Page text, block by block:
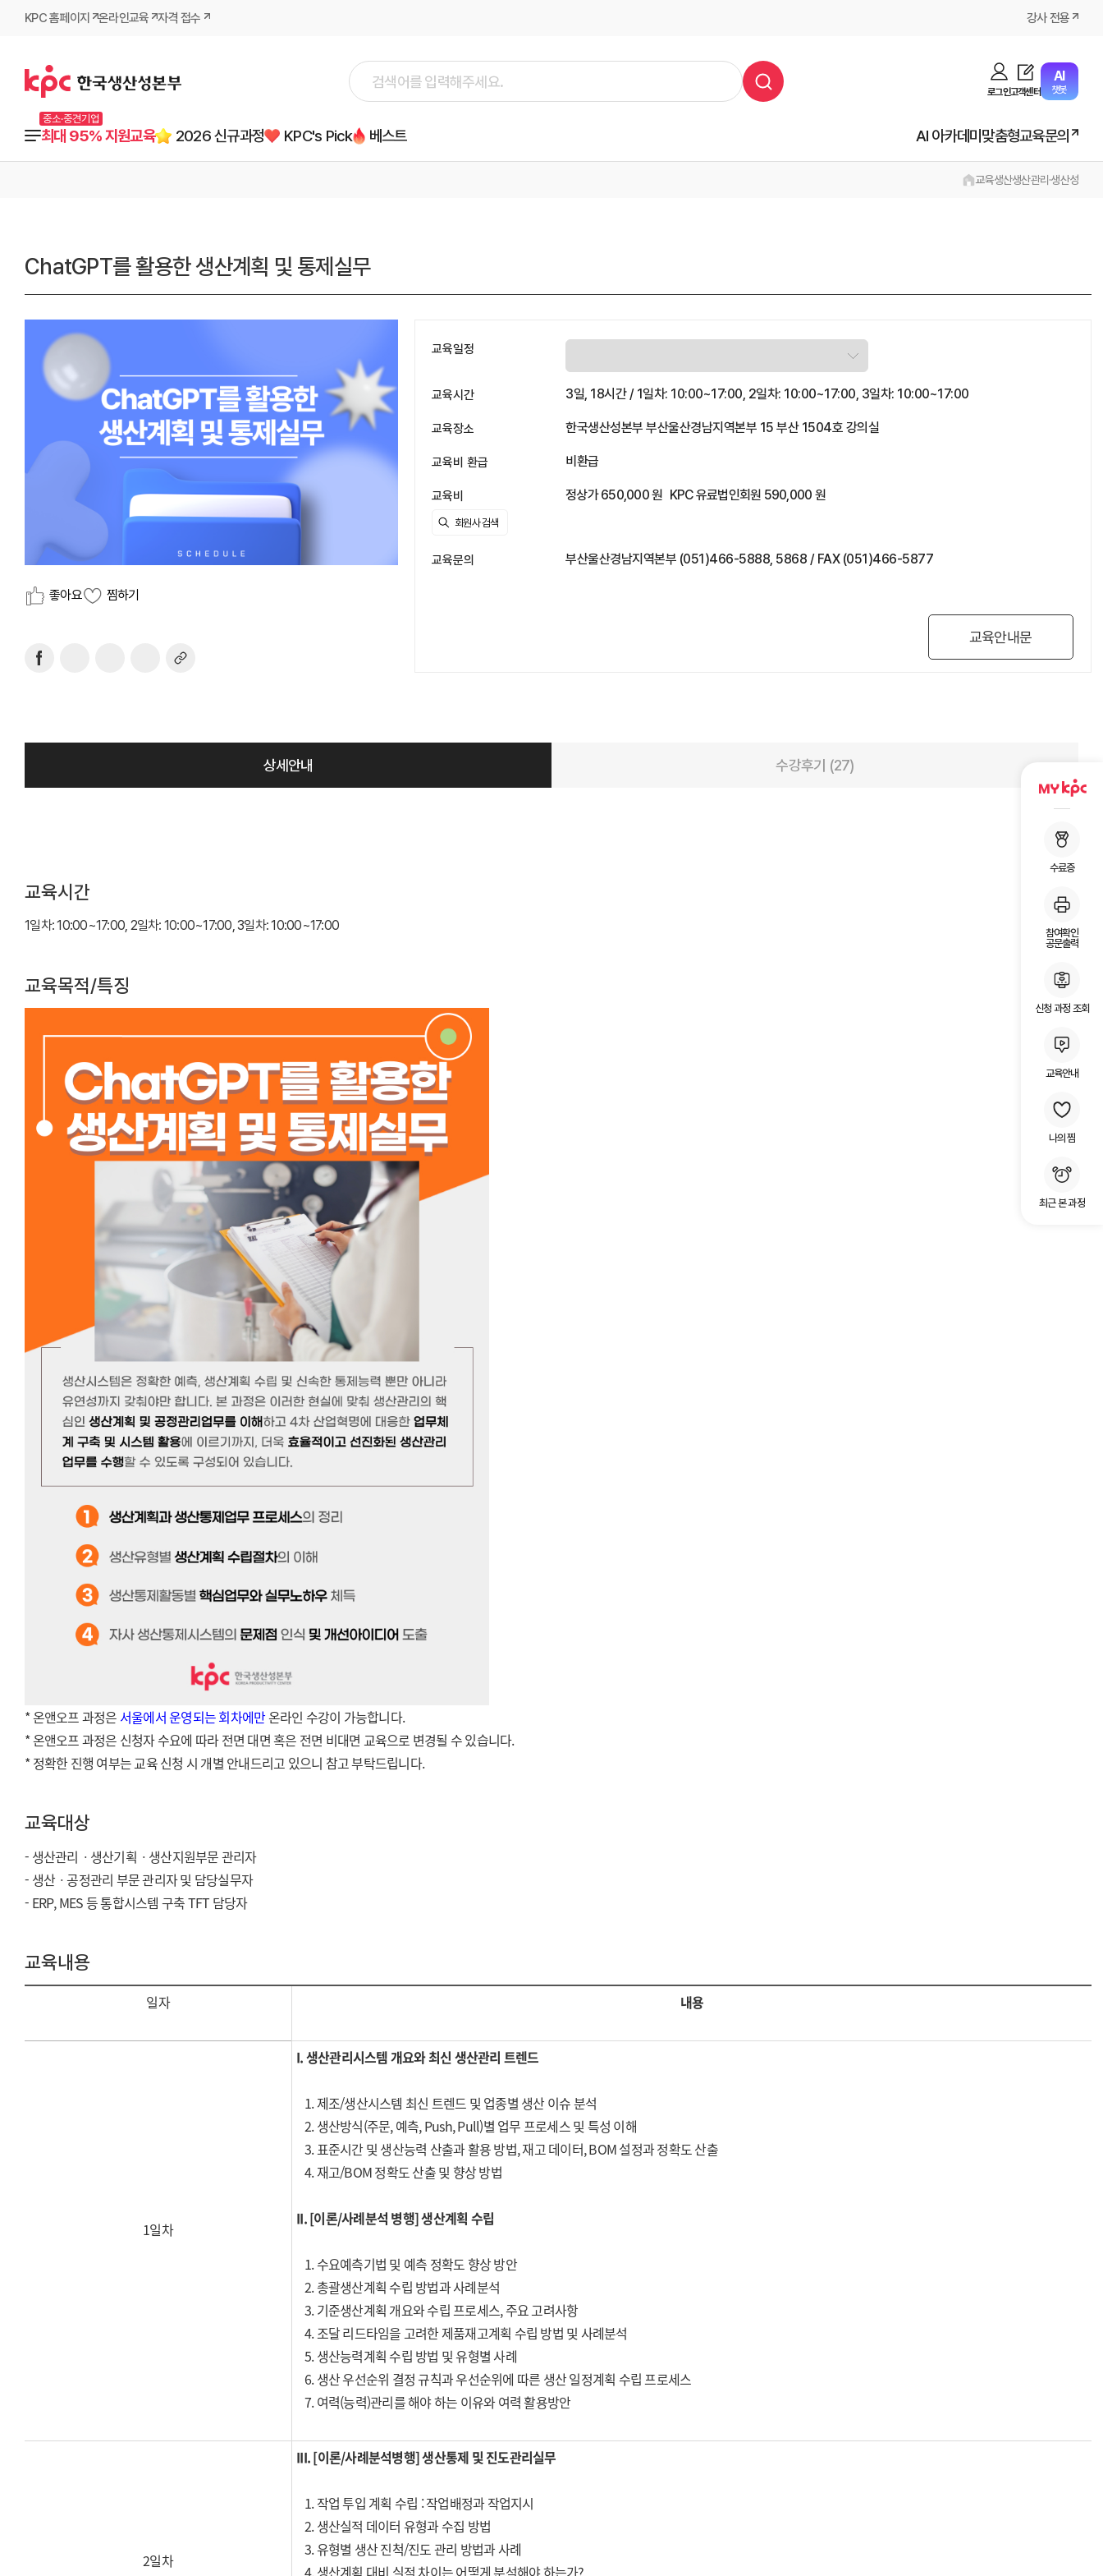
KPC 홈페이지 온라인교육 자격 접수 강사 전용
로그인고객센터
AI
챗봇
중소·중견기업
최대 95% 지원교육 2026 신규과정 KPC's Pick 베스트 AI 아카데미맞춤형교육문의
수료증
참여확인
공문출력
신청 과정 조회
교육안내
나의 찜
최근 본 과정
교육생산생산관리·생산성
ChatGPT를 활용한 생산계획 및 통제실무
좋아요 찜하기
교육일정
교육시간 3일, 18시간 / 1일차: 10:00~17:00, 2일차: 10:00~17:00, 3일차: 10:00~17:00
교육장소 한국생산성본부 부산울산경남지역본부 15 부산 1504호 강의실
교육비 환급 비환급
교육비 정상가 650,000 원 KPC 유료법인회원 590,000 원
교육문의 부산울산경남지역본부 (051)466-5888, 5868 / FAX (051)466-5877
교육안내문
상세안내 수강후기 (27)
교육시간
1일차: 10:00~17:00, 2일차: 10:00~17:00, 3일차: 10:00~17:00
교육목적/특징
* 온앤오프 과정은 서울에서 운영되는 회차에만온라인 수강이 가능합니다.
* 온앤오프 과정은 신청자 수요에 따라 전면 대면 혹은 전면 비대면 교육으로 변경될 수 있습니다.
*정확한 진행 여부는 교육 신청 시 개별 안내드리고 있으니 참고 부탁드립니다.
교육대상
- 생산관리ㆍ생산기획ㆍ생산지원부문 관리자
- 생산ㆍ공정관리 부문 관리자 및 담당실무자
- ERP, MES 등 통합시스템 구축 TFT 담당자
교육내용
일자 내용
1일차
I.생산관리시스템 개요와 최신 생산관리 트렌드
1.제조/생산시스템 최신 트렌드 및 업종별 생산 이슈 분석
2. 생산방식(주문, 예측, Push, Pull)별 업무 프로세스 및 특성 이해
3. 표준시간 및 생산능력 산출과 활용 방법, 재고 데이터, BOM 설정과 정확도 산출
4. 재고/BOM 정확도 산출 및 향상 방법
II.[이론/사례분석 병행] 생산계획 수립
1. 수요예측기법 및 예측 정확도 향상 방안
2. 총괄생산계획 수립 방법과 사례분석
3. 기준생산계획 개요와 수립 프로세스, 주요 고려사항
4. 조달 리드타임을 고려한 제품재고계획 수립 방법 및 사례분석
5. 생산능력계획 수립 방법 및 유형별 사례
6. 생산 우선순위 결정 규칙과 우선순위에 따른 생산 일정계획 수립 프로세스
7. 여력(능력)관리를 해야 하는 이유와 여력 활용방안
2일차
III. [이론/사례분석병행] 생산통제 및 진도관리실무
1. 작업 투입 계획 수립 : 작업배정과 작업지시
2. 생산실적 데이터 유형과 수집 방법
3. 유형별 생산 진척/진도 관리 방법과 사례